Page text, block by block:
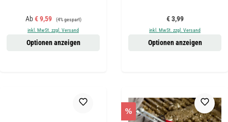
Verkaufspreis:
Ab€ 9,59 Regulärer Preis:
(4% gespart)
inkl. MwSt. zzgl. Versand
Optionen anzeigen
Regulärer Preis:
€ 3,99
inkl. MwSt. zzgl. Versand
Optionen anzeigen
%